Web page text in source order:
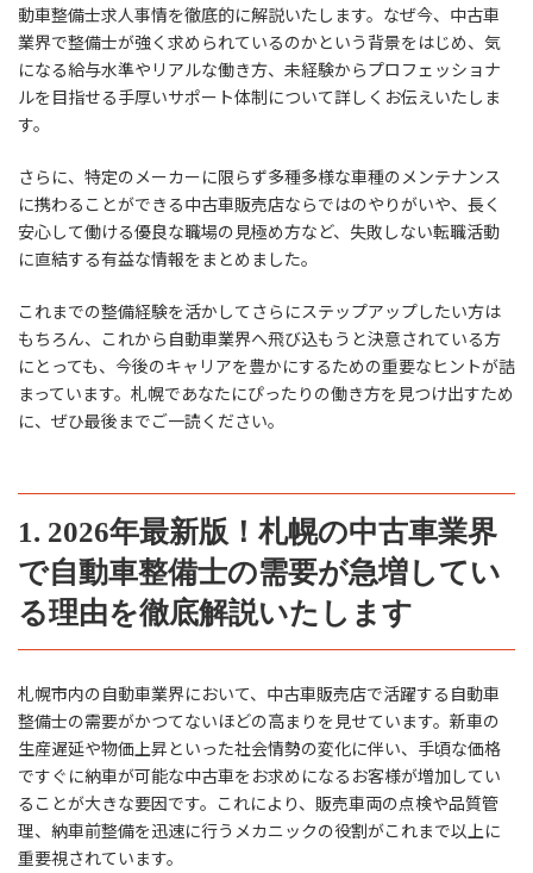
動車整備士求人事情を徹底的に解説いたします。なぜ今、中古車
業界で整備士が強く求められているのかという背景をはじめ、気
になる給与水準やリアルな働き方、未経験からプロフェッショナ
ルを目指せる手厚いサポート体制について詳しくお伝えいたしま
す。
さらに、特定のメーカーに限らず多種多様な車種のメンテナンス
に携わることができる中古車販売店ならではのやりがいや、長く
安心して働ける優良な職場の見極め方など、失敗しない転職活動
に直結する有益な情報をまとめました。
これまでの整備経験を活かしてさらにステップアップしたい方は
もちろん、これから自動車業界へ飛び込もうと決意されている方
にとっても、今後のキャリアを豊かにするための重要なヒントが詰
まっています。札幌であなたにぴったりの働き方を見つけ出すため
に、ぜひ最後までご一読ください。
1. 2026年最新版！札幌の中古車業界
で自動車整備士の需要が急増してい
る理由を徹底解説いたします
札幌市内の自動車業界において、中古車販売店で活躍する自動車
整備士の需要がかつてないほどの高まりを見せています。新車の
生産遅延や物価上昇といった社会情勢の変化に伴い、手頃な価格
ですぐに納車が可能な中古車をお求めになるお客様が増加してい
ることが大きな要因です。これにより、販売車両の点検や品質管
理、納車前整備を迅速に行うメカニックの役割がこれまで以上に
重要視されています。